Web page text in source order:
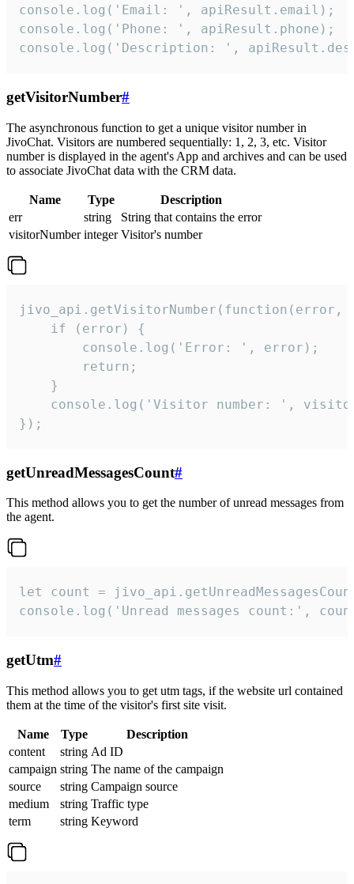
console.log('Email: ', apiResult.email);
console.log('Phone: ', apiResult.phone);
console.log('Description: ',
getVisitorNumber#
The asynchronous function to get a unique visitor number in
JivoChat. Visitors are numbered sequentially: 1, 2, 3, etc. Visitor
number is displayed in the agent's App and archives and can be used
to associate JivoChat data with the CRM data.
Name Type
Description
err
string
String that contains the error
visitorNumber integer Visitor's number
jivo_api.getVisitorNumber(function(error,
    if (error) {
        console.log('Error: ', error);
        return;
    }
console.log('Visitor number: ',
});
getUnreadMessagesCount#
This method allows you to get the number of unread messages from
the agent.
let count =
console.log('Unread messages count:',
getUtm#
This method allows you to get utm tags, if the website url contained
them at the time of the visitor's first site visit.
Name Type
Description
content
string Ad ID
campaign string The name of the campaign
source
string Campaign source
medium
string Traffic type
term
string Keyword